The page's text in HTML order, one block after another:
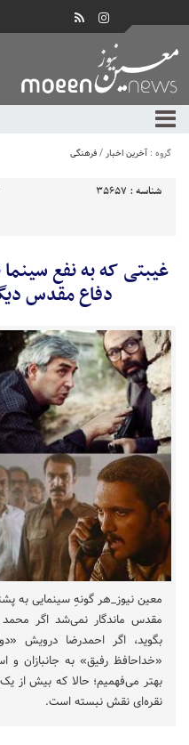
گروه : آخرین اخبار/فرهنگی
شناسه : 35657
غیبتی که به نفع
دفاع مقدس
معین نیوز_هر گونهِ سینمایی به
مقدس ماندگار نمی‌شد اگر محمد
بگوید، اگر احمدرضا درویش
«خداحافظ رفیق» به جانبازان و
بهتر می‌فهمیم؛ حالا که بیش از
نقره‌ای نقش نبسته است.